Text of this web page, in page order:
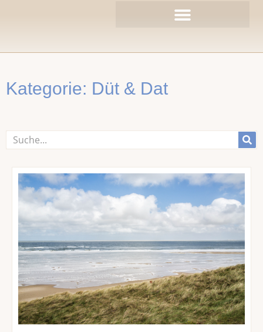
Kategorie: Düt & Dat
Suche
SeiteSeiteSeite Seite